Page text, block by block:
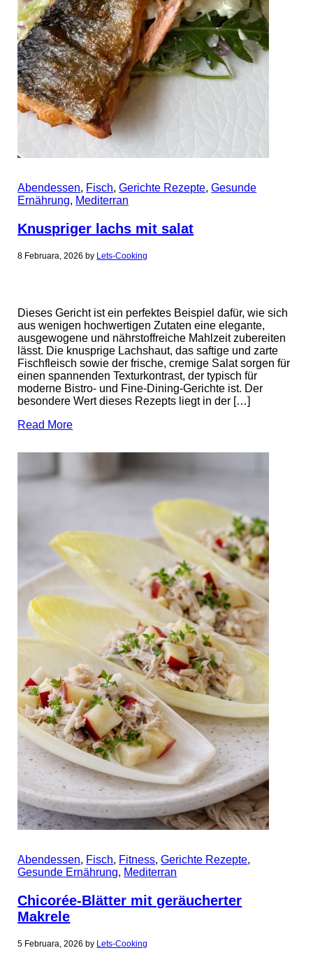
Abendessen, Fisch,Gerichte Rezepte,Gesunde
Ernährung, Mediterran
Knuspriger lachs mit salat
8 Februara, 2026 by Lets-Cooking
Dieses Gericht ist ein perfektes Beispiel dafür, wie sich
aus wenigen hochwertigen Zutaten eine elegante,
ausgewogene und nährstoffreiche Mahlzeit zubereiten
lässt. Die knusprige Lachshaut, das saftige und zarte
Fischfleisch sowie der frische, cremige Salat sorgen für
einen spannenden Texturkontrast, der typisch für
moderne Bistro- und Fine-Dining-Gerichte ist. Der
besondere Wert dieses Rezepts liegt in der […]
Read More
Abendessen, Fisch, Fitness,Gerichte Rezepte,
Gesunde Ernährung, Mediterran
Chicorée-Blätter mit geräucherter
Makrele
5 Februara, 2026 by Lets-Cooking